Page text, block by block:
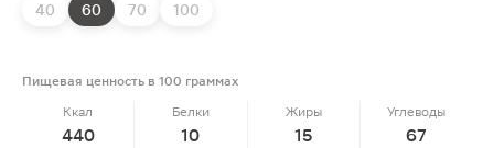
40 60 70 100
Пищевая ценность в 100 граммах
Ккал
440
Белки
10
Жиры
15
Углеводы
67